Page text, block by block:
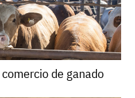
de ganado